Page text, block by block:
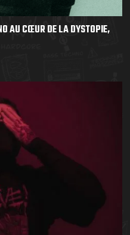
AU CŒUR DE LA DYSTOPIE,